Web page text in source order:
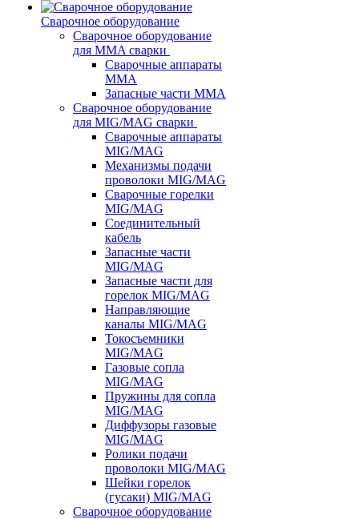
Сварочное оборудование
Сварочное оборудование
для MMA сварки
Сварочные аппараты
MMA
Запасные части MMA
Сварочное оборудование
для MIG/MAG сварки
Сварочные аппараты
MIG/MAG
Механизмы подачи
проволоки MIG/MAG
Сварочные горелки
MIG/MAG
Соединительный
кабель
Запасные части
MIG/MAG
Запасные части для
горелок MIG/MAG
Направляющие
каналы MIG/MAG
Токосъемники
MIG/MAG
Газовые сопла
MIG/MAG
Пружины для сопла
MIG/MAG
Диффузоры газовые
MIG/MAG
Ролики подачи
проволоки MIG/MAG
Шейки горелок
(гусаки) MIG/MAG
Сварочное оборудование